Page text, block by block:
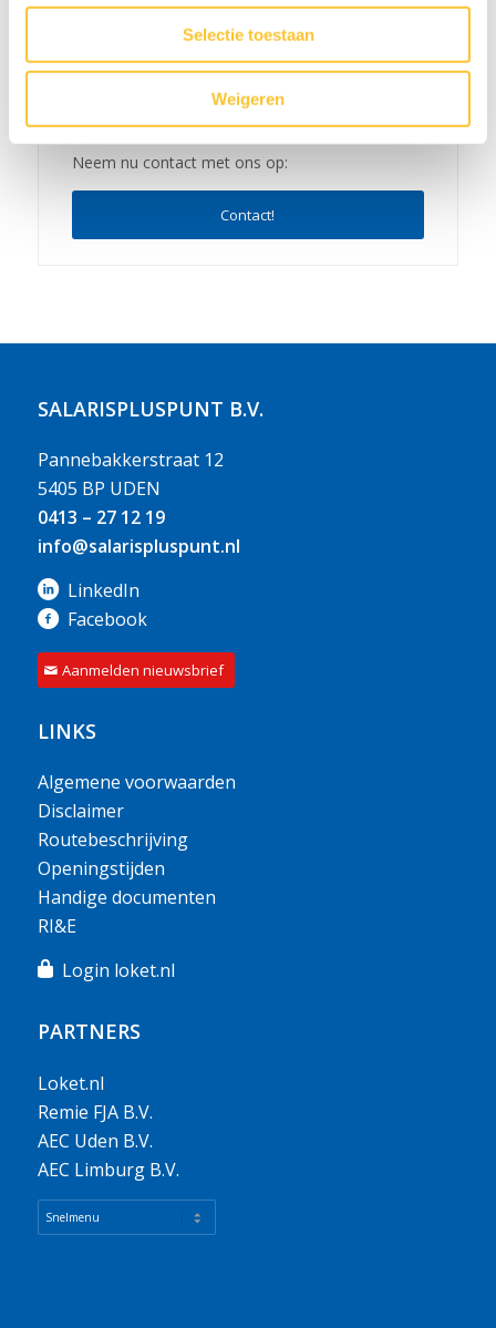
Selectie toestaan
Weigeren
Neem nu contact met ons op:
Contact!
SALARISPLUSPUNT B.V.
Pannebakkerstraat 12
5405 BP UDEN
0413 – 27 12 19
info@salarispluspunt.nl
LinkedIn
Facebook
Aanmelden nieuwsbrief
LINKS
Algemene voorwaarden
Disclaimer
Routebeschrijving
Openingstijden
Handige documenten
RI&E
Login loket.nl
PARTNERS
Loket.nl
Remie FJA B.V.
AEC Uden B.V.
AEC Limburg B.V.